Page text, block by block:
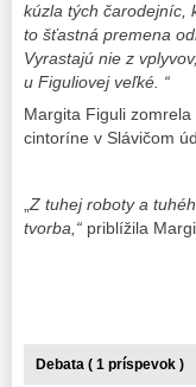
kúzla tých čarodejníc,
to šťastná premena
Vyrastajú nie z
u Figuliovej veľké. “
Margita Figuli
cintoríne v Slávičom
Z tuhej roboty a
tvorba,“ priblížila
Debata ( 1 príspevok )